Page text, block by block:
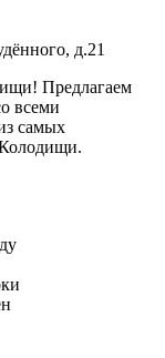
д.21
Предлагаем
всеми
самых